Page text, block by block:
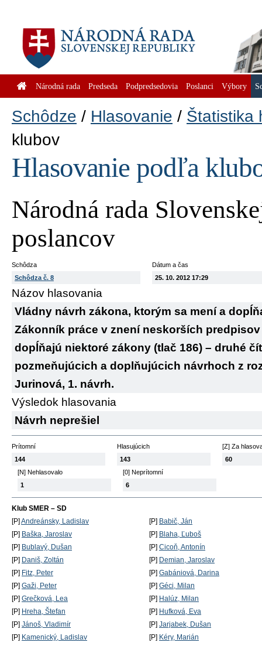
Národná rada Predseda Podpredsedovia Poslanci Výbory
Schôdze Hlasovanie
Štatistika
klubov
Hlasovanie podľa
Národná rada
poslancov
Schôdza
Schôdza č. 8
Dátum a čas
25. 10. 2012 17:29
Názov hlasovania
Vládny návrh zákona, ktorým sa mení a
Zákonník práce v znení neskorších
dopĺňajú niektoré zákony (tlač 186) – druhé
pozmeňujúcich a doplňujúcich návrhoch z
Jurinová, 1. návrh.
Výsledok hlasovania
Návrh neprešiel
Prítomní
144
Hlasujúcich
143
[Z] Za
60
[N] Nehlasovalo
1
[0] Neprítomní
6
Klub SMER – SD
[P] Andreánsky, Ladislav [P] Babič, Ján
[P] Baška, Jaroslav [P] Blaha, Ľuboš
[P] Bublavý, Dušan [P] Cicoň, Antonín
[P] Daniš, Zoltán [P] Demian, Jaroslav
[P] Fitz, Peter [P] Gabániová, Darina
[P] Gaži, Peter [P] Géci, Milan
[P] Grečková, Lea [P] Halúz, Milan
[P] Hreha, Štefan [P] Hufková, Eva
[P] Jánoš, Vladimír [P] Jarjabek, Dušan
[P] Kamenický, Ladislav [P] Kéry, Marián